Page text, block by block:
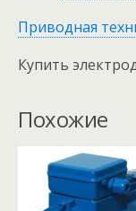
Приводная
Купить
Похожие